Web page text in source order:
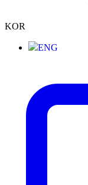
KOR
ENG